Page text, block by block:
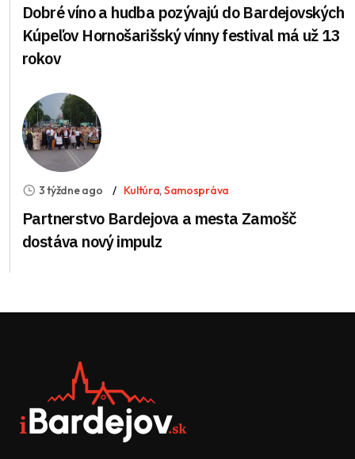
Dobré víno a hudba pozývajú do Bardejovských
Kúpeľov Hornošarišský vínny festival má už 13
rokov
3 týždne ago Kultúra,Samospráva
Partnerstvo Bardejova a mesta Zamošč
dostáva nový impulz